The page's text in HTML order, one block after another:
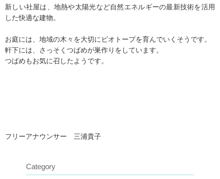
新しい社屋は、地熱や太陽光など自然エネルギーの最新技術を活用
した快適な建物。
お庭には、地域の木々を大切にビオトープを育んでいくそうです。
軒下には、さっそくつばめが巣作りをしています。
つばめもお気に召したようです。
フリーアナウンサー 三浦貴子
Category